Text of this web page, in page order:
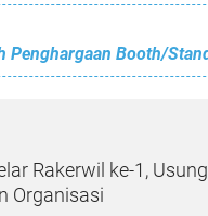
Rakerwil ke-1,
Organisasi